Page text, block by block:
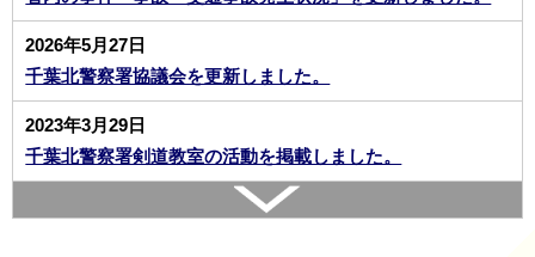
2026年5月27日
千葉北警察署協議会を更新しました。
2023年3月29日
千葉北警察署剣道教室の活動を掲載しました。